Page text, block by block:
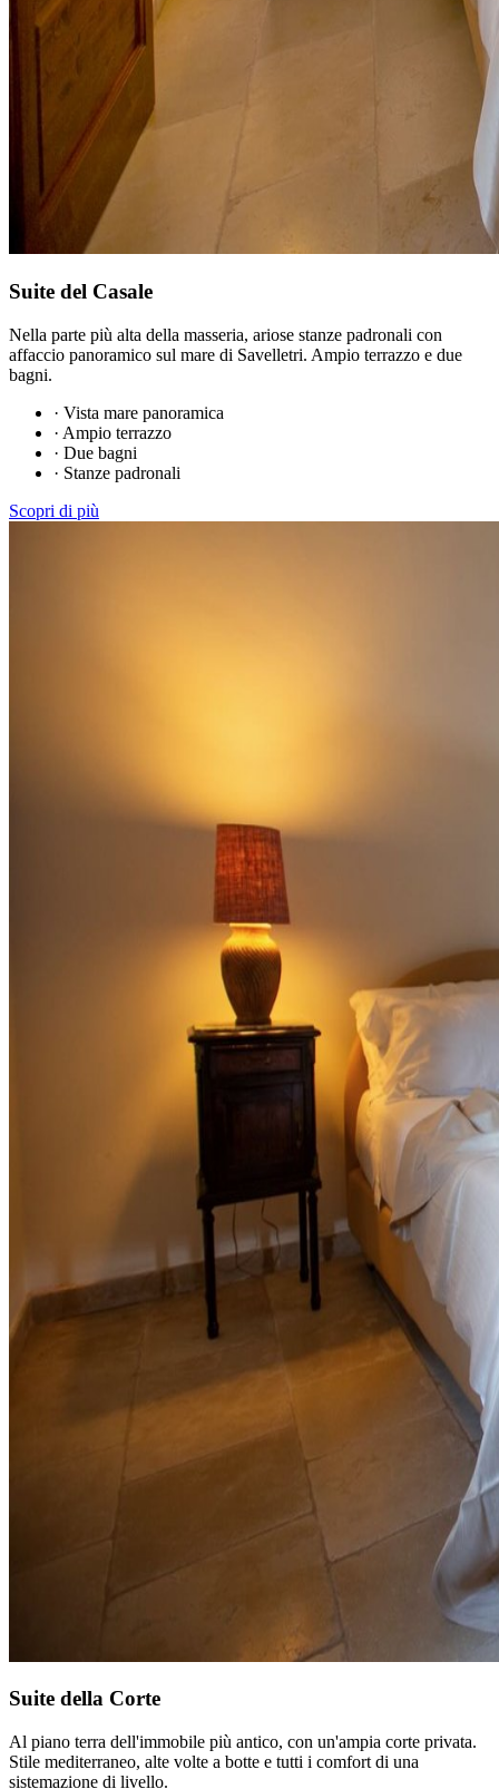
Suite del Casale
Nella parte più alta della masseria, ariose stanze padronali con
affaccio panoramico sul mare di Savelletri. Ampio terrazzo e due
bagni.
· Vista mare panoramica
· Ampio terrazzo
· Due bagni
· Stanze padronali
Scopri di più
Suite della Corte
Al piano terra dell'immobile più antico, con un'ampia corte privata.
Stile mediterraneo, alte volte a botte e tutti i comfort di una
sistemazione di livello.